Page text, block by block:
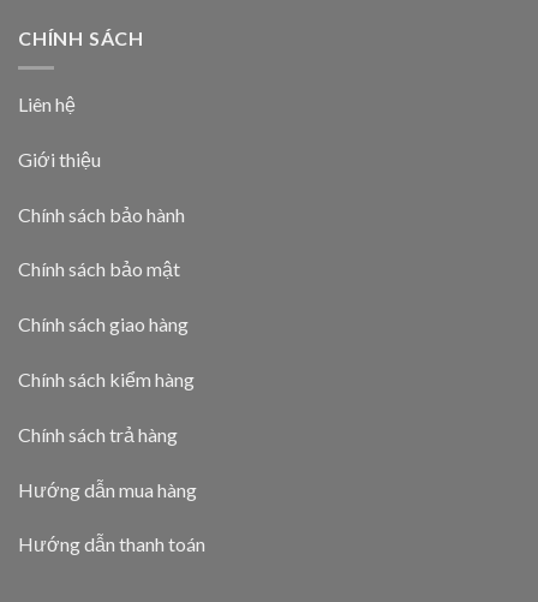
CHÍNH SÁCH
Liên hệ
Giới thiệu
Chính sách bảo hành
Chính sách bảo mật
Chính sách giao hàng
Chính sách kiểm hàng
Chính sách trả hàng
Hướng dẫn mua hàng
Hướng dẫn thanh toán